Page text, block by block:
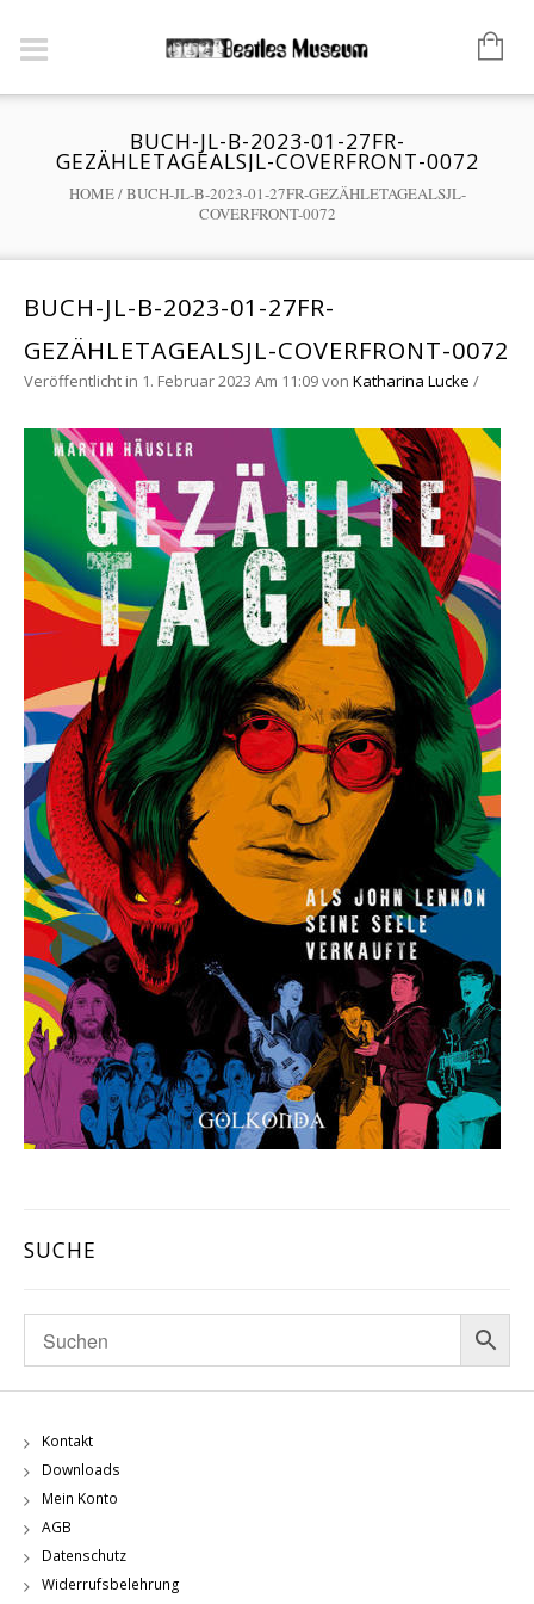
BUCH-JL-B-2023-01-27FR-
GEZÄHLETAGEALSJL-COVERFRONT-0072
HOME/BUCH-JL-B-2023-01-27FR-GEZÄHLETAGEALSJL-
COVERFRONT-0072
BUCH-JL-B-2023-01-27FR-
GEZÄHLETAGEALSJL-COVERFRONT-0072
Veröffentlicht in 1. Februar 2023 Am 11:09von Katharina Lucke /
SUCHE
Kontakt
Downloads
Mein Konto
AGB
Datenschutz
Widerrufsbelehrung